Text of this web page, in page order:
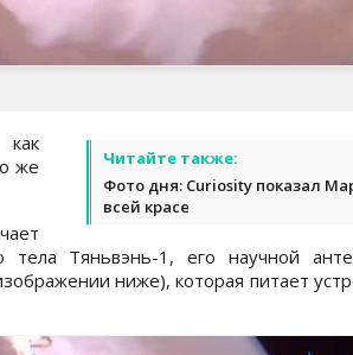
Читайте также:
Фото дня: Curiosity показал
всей красе
же
тела Тяньвэнь-1, его научной
ниже), которая питает